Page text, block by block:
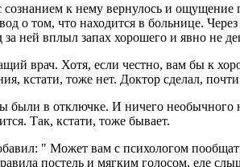
к нему вернулось и ощущение
о том, что находится в больнице.
ней вплыл запах хорошего и явно не
врач. Хотя, если честно, вам бы к
кстати, тоже нет. Доктор сделал,
в отключке. И ничего необычного
Так, кстати, тоже бывает.
" Может вам с психологом
постель и мягким голосом, еле